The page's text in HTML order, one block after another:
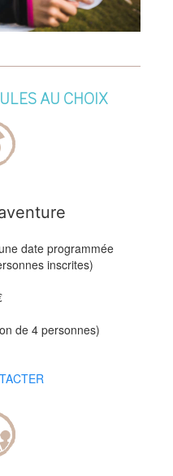
AU CHOIX
date programmée
inscrites)
de 4 personnes)